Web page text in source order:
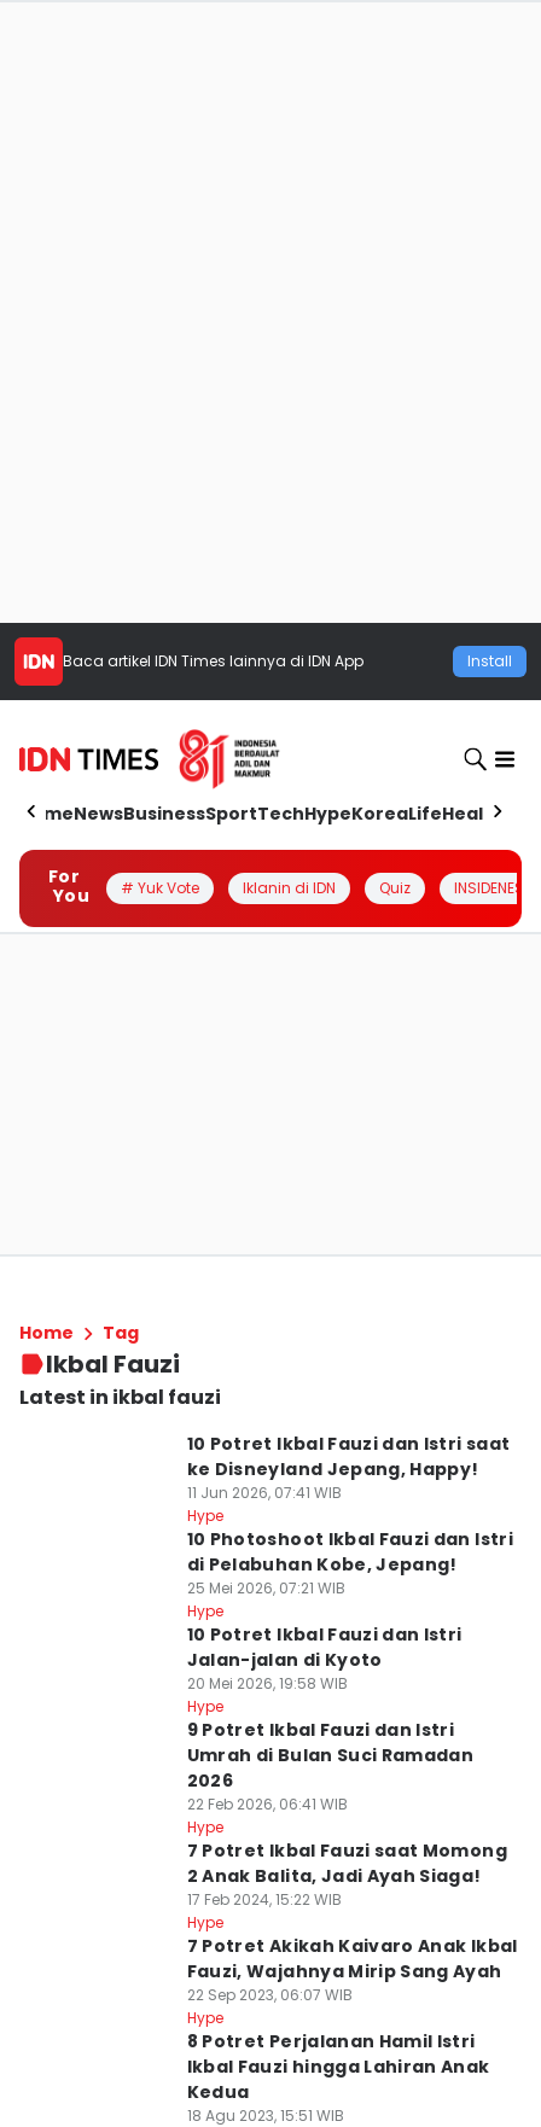
Baca artikel IDN Times lainnya di IDN App Install
HomeNewsBusinessSportTechHypeKoreaLifeHealth
For
You
# Yuk Vote Iklanin di IDN Quiz INSIDENESIA
Home Tag
Ikbal Fauzi
Latest in ikbal fauzi
10 Potret Ikbal Fauzi dan Istri saat
ke Disneyland Jepang, Happy!
11 Jun 2026, 07:41 WIB
Hype
10 Photoshoot Ikbal Fauzi dan Istri
di Pelabuhan Kobe, Jepang!
25 Mei 2026, 07:21 WIB
Hype
10 Potret Ikbal Fauzi dan Istri
Jalan-jalan di Kyoto
20 Mei 2026, 19:58 WIB
Hype
9 Potret Ikbal Fauzi dan Istri
Umrah di Bulan Suci Ramadan
2026
22 Feb 2026, 06:41 WIB
Hype
7 Potret Ikbal Fauzi saat Momong
2 Anak Balita, Jadi Ayah Siaga!
17 Feb 2024, 15:22 WIB
Hype
7 Potret Akikah Kaivaro Anak Ikbal
Fauzi, Wajahnya Mirip Sang Ayah
22 Sep 2023, 06:07 WIB
Hype
8 Potret Perjalanan Hamil Istri
Ikbal Fauzi hingga Lahiran Anak
Kedua
18 Agu 2023, 15:51 WIB